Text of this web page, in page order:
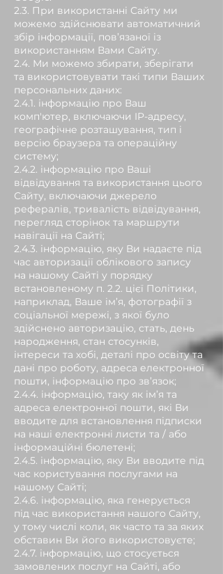
2.3. При використанні Сайту ми
можемо здійснювати автоматичний
збір інформації, пов’язаної із
використанням Вами Сайту.
2.4. Ми можемо збирати, зберігати
та використовувати такі типи Ваших
персональних даних:
2.4.1. інформацію про Ваш
комп'ютер, включаючи IP-адресу,
географічне розташування, тип і
версію браузера та операційну
систему;
2.4.2. інформацію про Ваші
відвідування та використання цього
Сайту, включаючи джерело
рефералів, тривалість відвідування,
перегляд сторінок та маршрути
навігації на Сайті;
2.4.3. інформацію, яку Ви надаєте під
час авторизації облікового запису
на нашому Сайті у порядку
встановленому п. 2.2. цієї Політики,
наприклад, Ваше ім’я, фотографії з
соціальної мережі, з якої було
здійснено авторизацію, стать, день
народження, стан стосунків,
інтереси та хобі, деталі про освіту та
дані про роботу, адреса електронної
пошти, інформацію про зв’язок;
2.4.4. інформацію, таку як ім’я та
адреса електронної пошти, які Ви
вводите для встановлення підписки
на наші електронні листи та / або
інформаційні бюлетені;
2.4.5. інформацію, яку Ви вводите під
час користування послугами на
нашому Сайті;
2.4.6. інформацію, яка генерується
під час використання нашого Сайту,
у тому числі коли, як часто та за яких
обставин Ви його використовуєте;
2.4.7. інформацію, що стосується
замовлених послуг на Сайті, або